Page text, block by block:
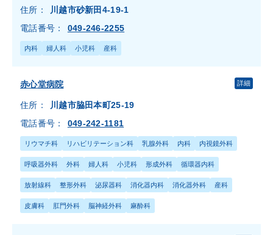
住所：
川越市砂新田4-19-1
電話番号：
049-246-2255
内科 婦人科 小児科 産科
赤心堂病院
住所：
川越市脇田本町25-19
電話番号：
049-242-1181
詳細
リウマチ科 リハビリテーション科 乳腺外科 内科 内視鏡外科
呼吸器外科 外科 婦人科 小児科 形成外科 循環器内科
放射線科 整形外科 泌尿器科 消化器内科 消化器外科 産科
皮膚科 肛門外科 脳神経外科 麻酔科